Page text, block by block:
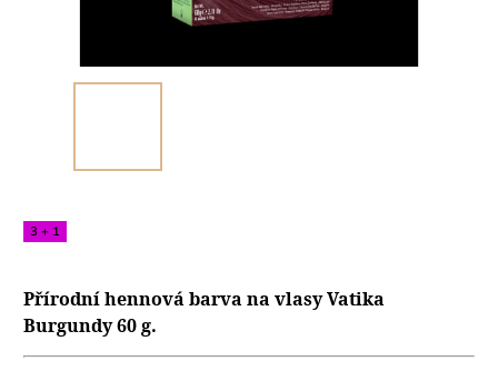
3 + 1
Přírodní hennová barva na vlasy Vatika
Burgundy 60 g.